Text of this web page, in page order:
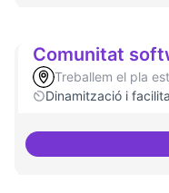
Comunitat
Treballem el pla
Dinamització i